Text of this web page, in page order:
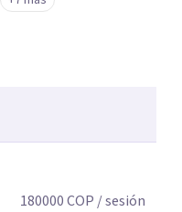
nervioso y a
sentirte más
También tengo
profundas que
y tus vínculos
180000COP / sesión